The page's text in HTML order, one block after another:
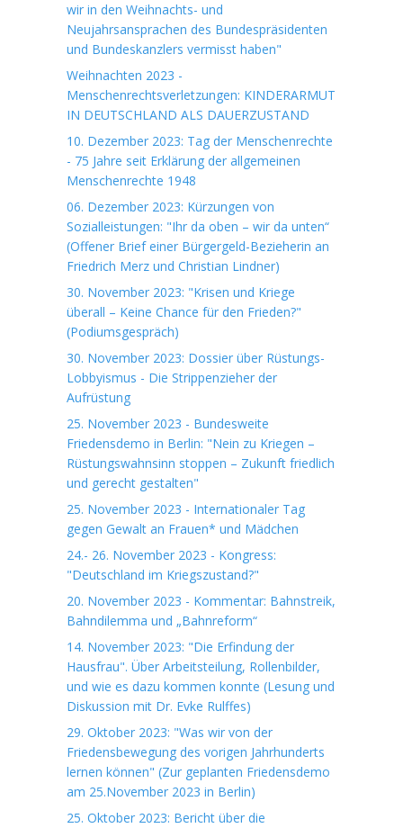
wir in den Weihnachts- und
Neujahrsansprachen des Bundespräsidenten
und Bundeskanzlers vermisst haben"
Weihnachten 2023 -
Menschenrechtsverletzungen: KINDERARMUT
IN DEUTSCHLAND ALS DAUERZUSTAND
10. Dezember 2023: Tag der Menschenrechte
- 75 Jahre seit Erklärung der allgemeinen
Menschenrechte 1948
06. Dezember 2023: Kürzungen von
Sozialleistungen: "Ihr da oben – wir da unten“
(Offener Brief einer Bürgergeld-Bezieherin an
Friedrich Merz und Christian Lindner)
30. November 2023: "Krisen und Kriege
überall – Keine Chance für den Frieden?"
(Podiumsgespräch)
30. November 2023: Dossier über Rüstungs-
Lobbyismus - Die Strippenzieher der
Aufrüstung
25. November 2023 - Bundesweite
Friedensdemo in Berlin: "Nein zu Kriegen –
Rüstungswahnsinn stoppen – Zukunft friedlich
und gerecht gestalten"
25. November 2023 - Internationaler Tag
gegen Gewalt an Frauen* und Mädchen
24.- 26. November 2023 - Kongress:
"Deutschland im Kriegszustand?"
20. November 2023 - Kommentar: Bahnstreik,
Bahndilemma und „Bahnreform“
14. November 2023: "Die Erfindung der
Hausfrau". Über Arbeitsteilung, Rollenbilder,
und wie es dazu kommen konnte (Lesung und
Diskussion mit Dr. Evke Rulffes)
29. Oktober 2023: "Was wir von der
Friedensbewegung des vorigen Jahrhunderts
lernen können" (Zur geplanten Friedensdemo
am 25.November 2023 in Berlin)
25. Oktober 2023: Bericht über die